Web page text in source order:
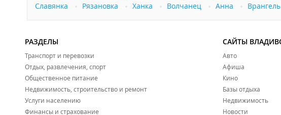
Славянка
Рязановка Ханка Волчанец Анна Врангель
РАЗДЕЛЫ
Транспорт и перевозки
Отдых, развлечения, спорт
Общественное питание
Недвижимость, строительство и ремонт
Услуги населению
Финансы и страхование
САЙТЫ
Авто
Афиша
Кино
Базы отдыха
Недвижимость
Новости